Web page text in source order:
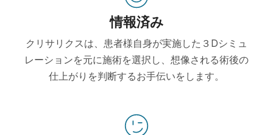
情報済み
クリサリクスは、患者様自身が実施した３Dシミュ
レーションを元に施術を選択し、想像される術後の
仕上がりを判断するお手伝いをします。